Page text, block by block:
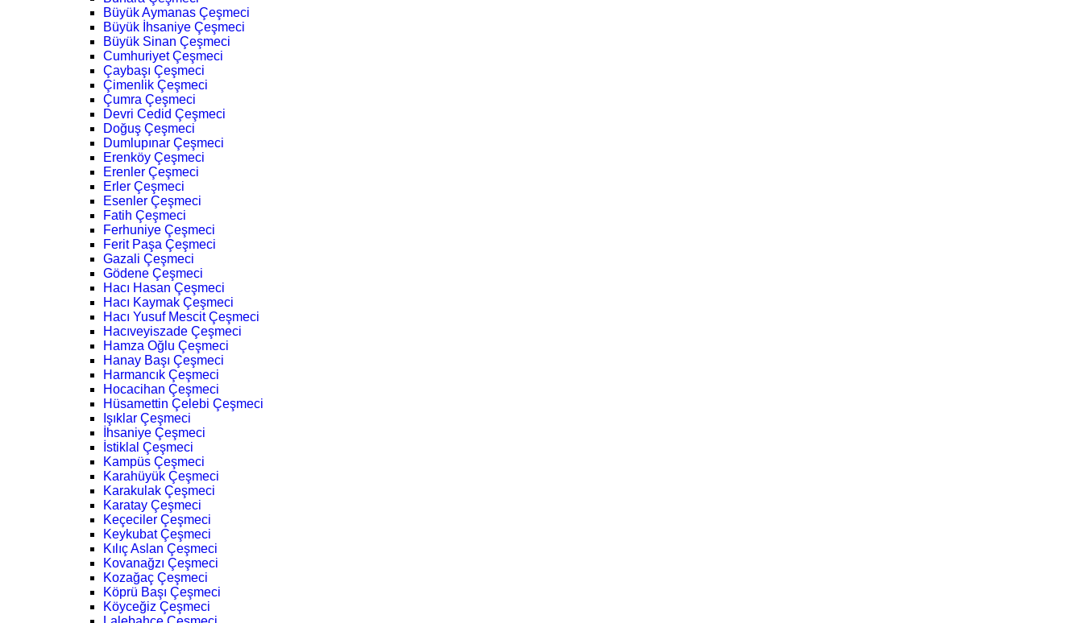
Büyük Aymanas Çeşmeci
Büyük İhsaniye Çeşmeci
Büyük Sinan Çeşmeci
Cumhuriyet Çeşmeci
Çaybaşı Çeşmeci
Çimenlik Çeşmeci
Çumra Çeşmeci
Devri Cedid Çeşmeci
Doğuş Çeşmeci
Dumlupınar Çeşmeci
Erenköy Çeşmeci
Erenler Çeşmeci
Erler Çeşmeci
Esenler Çeşmeci
Fatih Çeşmeci
Ferhuniye Çeşmeci
Ferit Paşa Çeşmeci
Gazali Çeşmeci
Gödene Çeşmeci
Hacı Hasan Çeşmeci
Hacı Kaymak Çeşmeci
Hacı Yusuf Mescit Çeşmeci
Hacıveyiszade Çeşmeci
Hamza Oğlu Çeşmeci
Hanay Başı Çeşmeci
Harmancık Çeşmeci
Hocacihan Çeşmeci
Hüsamettin Çelebi Çeşmeci
Işıklar Çeşmeci
İhsaniye Çeşmeci
İstiklal Çeşmeci
Kampüs Çeşmeci
Karahüyük Çeşmeci
Karakulak Çeşmeci
Karatay Çeşmeci
Keçeciler Çeşmeci
Keykubat Çeşmeci
Kılıç Aslan Çeşmeci
Kovanağzı Çeşmeci
Kozağaç Çeşmeci
Köprü Başı Çeşmeci
Köyceğiz Çeşmeci